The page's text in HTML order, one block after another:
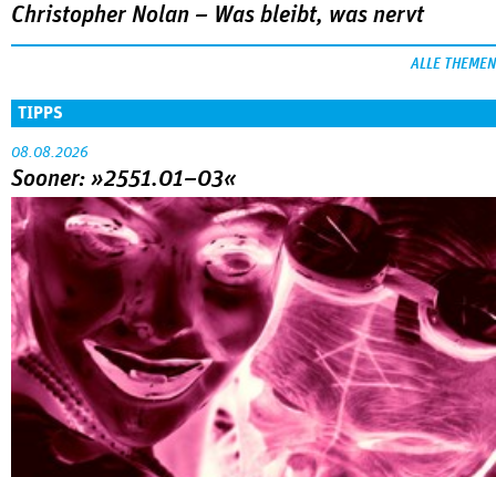
Christopher Nolan – Was bleibt, was nervt
ALLE THEMEN
TIPPS
08.08.2026
Sooner: »2551.01–03«